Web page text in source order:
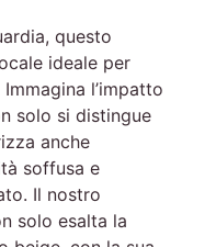
questo
ideale per
l’impatto
solo si distingue
anche
soffusa e
Il nostro
solo esalta la